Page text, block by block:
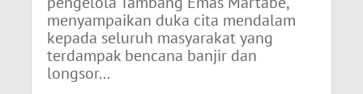
menyampaikan duka cita mendalam
kepada seluruh masyarakat yang
terdampak bencana banjir dan
longsor...